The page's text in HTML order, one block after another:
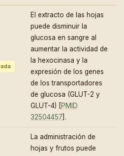
El extracto de las hojas
puede disminuir la
glucosa en sangre al
aumentar la actividad de
la hexocinasa y la
expresión de los genes
de los transportadores
de glucosa (GLUT-2 y
GLUT-4) [PMID
32504457].
La administración de
hojas y frutos puede